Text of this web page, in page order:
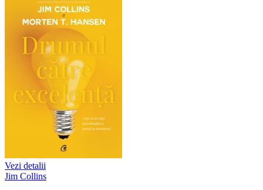
Vezi detalii
Jim Collins